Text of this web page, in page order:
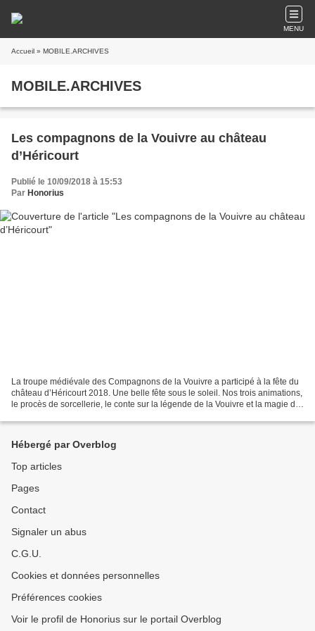
MENU
Accueil » MOBILE.ARCHIVES
MOBILE.ARCHIVES
Les compagnons de la Vouivre au château
d’Héricourt
Publié le 10/09/2018 à 15:53
Par Honorius
La troupe médiévale des Compagnons de la Vouivre a participé à la fête du
château d’Héricourt 2018. Une belle fête sous le soleil. Nos trois animations,
le procès de sorcellerie, le conte sur la légende de la Vouivre et la magie de
Hébergé par Overblog
Top articles
Pages
Contact
Signaler un abus
C.G.U.
Cookies et données personnelles
Préférences cookies
Voir le profil de Honorius sur le portail Overblog